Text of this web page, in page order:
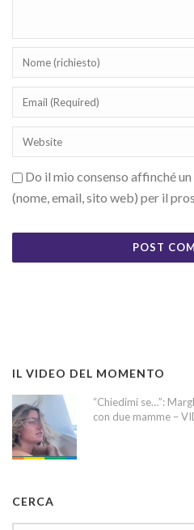
Do il mio consenso affinché
(nome, email, sito web) per il
IL VIDEO DEL MOMENTO
“Chiedimi se…”:
con due mamme –
CERCA